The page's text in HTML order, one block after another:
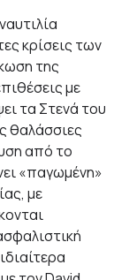
κρίσεις των
της
με
τα Στενά του
θαλάσσιες
από το
«παγωμένη»
με